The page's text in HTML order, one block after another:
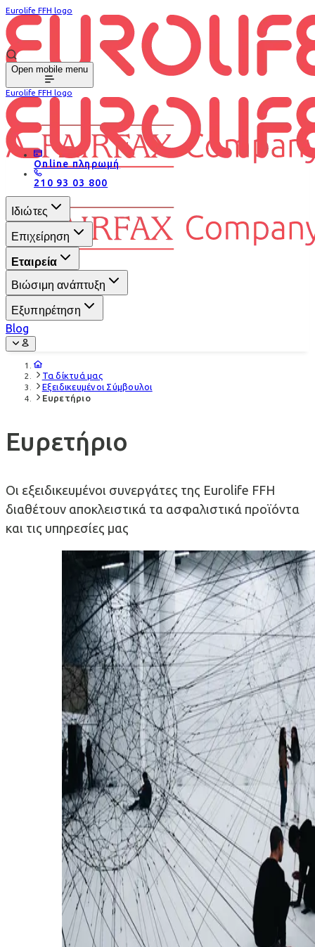
Eurolife FFH logo
Open mobile menu
Eurolife FFH logo
Online πληρωμή
210 93 03 800
Ιδιώτες
Επιχείρηση
Εταιρεία
Βιώσιμη ανάπτυξη
Εξυπηρέτηση
Blog
Τα δίκτυά μας
Εξειδικευμένοι Σύμβουλοι
Ευρετήριο
Ευρετήριο
Οι εξειδικευμένοι συνεργάτες της Eurolife FFH
διαθέτουν αποκλειστικά τα ασφαλιστικά προϊόντα
και τις υπηρεσίες μας